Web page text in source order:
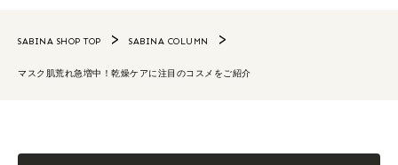
SABINA SHOP TOP SABINA COLUMN
マスク肌荒れ急増中！乾燥ケアに注目のコスメをご紹介